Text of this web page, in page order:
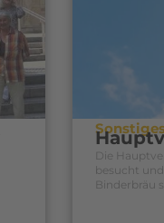
Die
besucht
Binderbräu